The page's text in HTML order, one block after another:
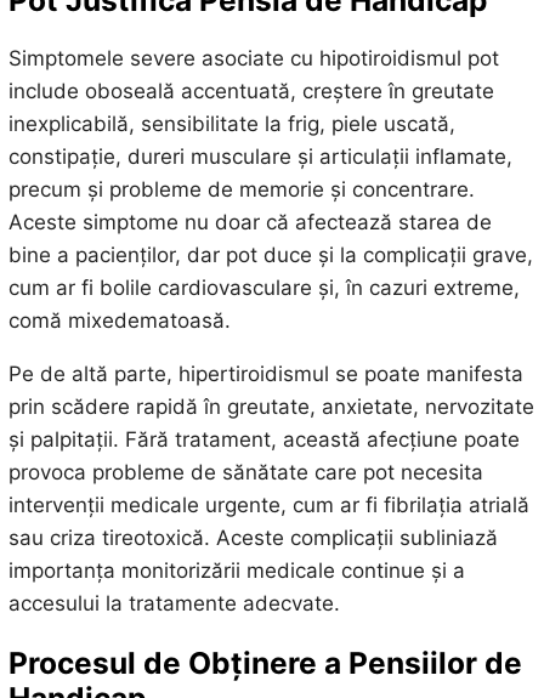
Simptomele severe asociate cu hipotiroidismul pot
include oboseală accentuată, creștere în greutate
inexplicabilă, sensibilitate la frig, piele uscată,
constipație, dureri musculare și articulații inflamate,
precum și probleme de memorie și concentrare.
Aceste simptome nu doar că afectează starea de
bine a pacienților, dar pot duce și la complicații grave,
cum ar fi bolile cardiovasculare și, în cazuri extreme,
comă mixedematoasă.
Pe de altă parte, hipertiroidismul se poate manifesta
prin scădere rapidă în greutate, anxietate, nervozitate
și palpitații. Fără tratament, această afecțiune poate
provoca probleme de sănătate care pot necesita
intervenții medicale urgente, cum ar fi fibrilația atrială
sau criza tireotoxică. Aceste complicații subliniază
importanța monitorizării medicale continue și a
accesului la tratamente adecvate.
Procesul de Obținere a Pensiilor de